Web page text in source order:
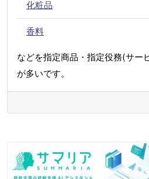
化粧品
香料
などを指定商品・指定役務(サー
が多いです。